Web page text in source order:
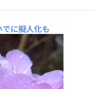
に擬人化も